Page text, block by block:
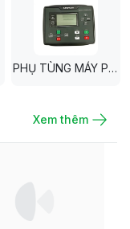
PHỤ TÙNG MÁY PHÁT
Xem thêm